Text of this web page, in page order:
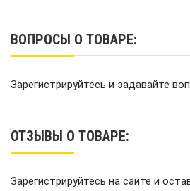
ВОПРОСЫ О ТОВАРЕ:
Зарегистрируйтесь и задавайте
ОТЗЫВЫ О ТОВАРЕ:
Зарегистрируйтесь на сайте и